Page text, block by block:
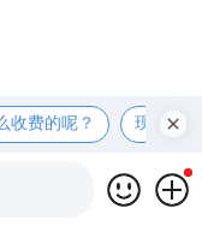
收费的呢？ 现在有